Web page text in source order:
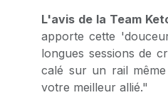
L'avis de la Team
apporte cette
longues sessions de
calé sur un rail
votre meilleur allié."